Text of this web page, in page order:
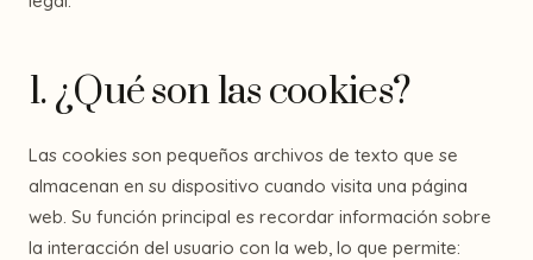
1. ¿Qué son las cookies?
Las cookies son pequeños archivos de texto que se
almacenan en su dispositivo cuando visita una página
web. Su función principal es recordar información sobre
la interacción del usuario con la web, lo que permite: